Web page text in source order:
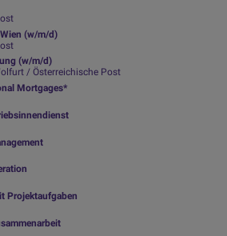
(w/m/d)
(w/m/d)
/ Österreichische Post
Mortgages*
Projektaufgaben